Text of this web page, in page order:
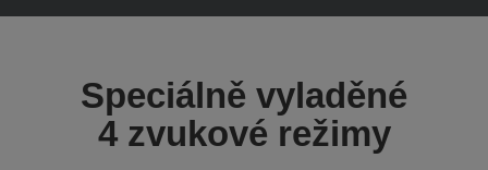
Speciálně vyladěné
4 zvukové režimy